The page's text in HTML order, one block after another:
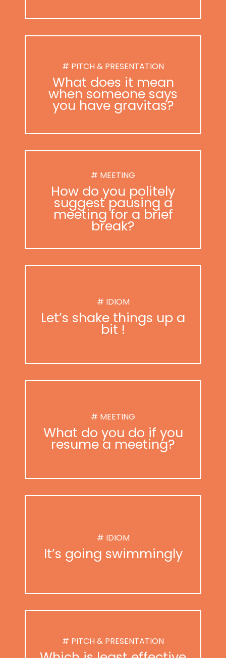
# PITCH & PRESENTATION
What does it mean
when someone says
you have gravitas?
# MEETING
How do you politely
suggest pausing a
meeting for a brief
break?
# IDIOM
Let’s shake things up a
bit !
# MEETING
What do you do if you
resume a meeting?
# IDIOM
It’s going swimmingly
# PITCH & PRESENTATION